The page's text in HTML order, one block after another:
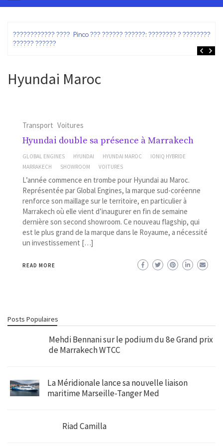
???????????? ???? Pinco ??? ?????? ??????: ???????? ? ???????? ?
?????? ??????
Hyundai Maroc
Transport Voitures
Hyundai double sa présence à Marrakech
GLOBAL ENGINES HYUNDAI HYUNDAI MAROC
IONIQ HYBRIDE
MARRAKECH
SHOWROOM VOITURES
L’année commence en trombe pour Hyundai au Maroc.
Représentée par Global Engines, la marque sud-coréenne
renforce son maillage sur le territoire, en particulier à
Marrakech où elle vient d’inaugurer en fin de semaine
dernière son second showroom. Ce nouveau flagship, qui
est le plus grand de la marque dans le Royaume, a nécessité
un investissement […]
READ MORE
Posts Populaires
Mehdi Bennani sur le podium du 8e Grand prix
de Marrakech WTCC
La Méridionale lance sa nouvelle liaison
maritime Marseille-Tanger Med
Riad Camilla